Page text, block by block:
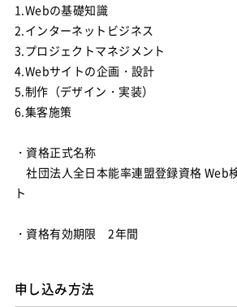
1.Webの基礎知識
2.インターネットビジネス
3.プロジェクトマネジメント
4.Webサイトの企画・設計
5.制作（デザイン・実装）
6.集客施策
・資格正式名称
社団法人全日本能率連盟登録資格 Web
ト
・資格有効期限 2年間
申し込み方法